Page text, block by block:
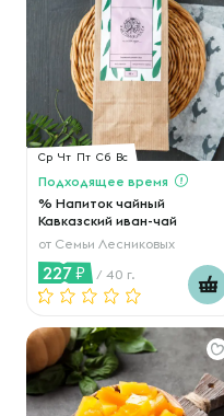
Ср Чт Пт Сб Вс
Подходящее время
% Напиток чайный
Кавказский иван-чай
от Семьи Лесниковых
227 / 40 г.